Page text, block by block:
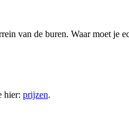
van de buren. Waar moet je
hier: prijzen.